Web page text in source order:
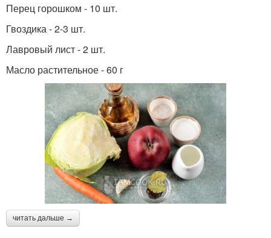
Перец горошком - 10 шт.
Гвоздика - 2-3 шт.
Лавровый лист - 2 шт.
Масло растительное - 60 г
читать дальше →